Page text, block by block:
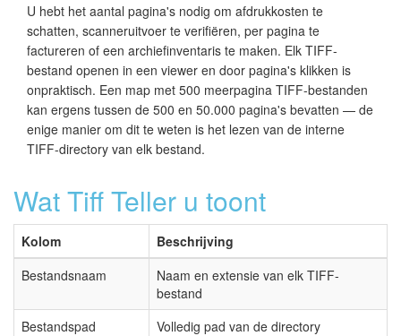
U hebt het aantal pagina's nodig om afdrukkosten te
schatten, scanneruitvoer te verifiëren, per pagina te
factureren of een archiefinventaris te maken. Elk TIFF-
bestand openen in een viewer en door pagina's klikken is
onpraktisch. Een map met 500 meerpagina TIFF-bestanden
kan ergens tussen de 500 en 50.000 pagina's bevatten — de
enige manier om dit te weten is het lezen van de interne
TIFF-directory van elk bestand.
Wat Tiff Teller u toont
Kolom
Beschrijving
Bestandsnaam
Naam en extensie van elk TIFF-
bestand
Bestandspad
Volledig pad van de directory